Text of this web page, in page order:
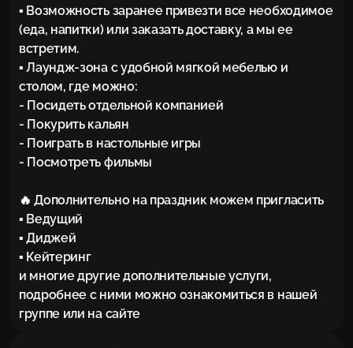
▪ Возможность заранее привезти все необходимое
(еда, напитки) или заказать доставку, а мы ее
встретим.
▪ Лаундж-зона с удобной мягкой мебелью и
столом, где можно:
- Посидеть отдельной компанией
- Покурить кальян
- Поиграть в настольные игры
- Посмотреть фильмы
🔥 Дополнительно на праздник можем пригласить
▪ Ведущий
▪ Диджей
▪ Кейтеринг
и многие другие дополнительные услуги,
подробнее с ними можно ознакомиться в нашей
группе или на сайте